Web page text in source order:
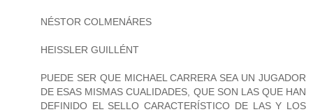
NÉSTOR COLMENÁRES
HEISSLER GUILLÉNT
PUEDE SER QUE MICHAEL CARRERA SEA UN JUGADOR
DE ESAS MISMAS CUALIDADES, QUE SON LAS QUE HAN
DEFINIDO EL SELLO CARACTERÍSTICO DE LAS Y LOS